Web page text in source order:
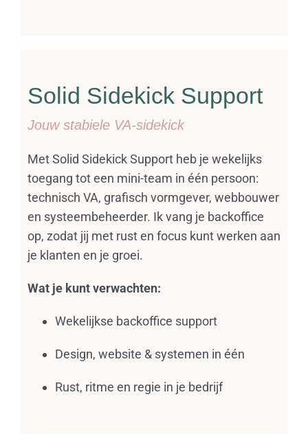
Solid Sidekick Support
Jouw stabiele VA-sidekick
Met Solid Sidekick Support heb je wekelijks
toegang tot een mini-team in één persoon:
technisch VA, grafisch vormgever, webbouwer
en systeembeheerder. Ik vang je backoffice
op, zodat jij met rust en focus kunt werken aan
je klanten en je groei.
Wat je kunt verwachten:
Wekelijkse backoffice support
Design, website & systemen in één
Rust, ritme en regie in je bedrijf